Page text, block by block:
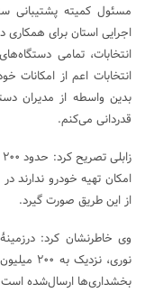
مسئول کمیته پشتیبانی
انتخابات، تمامی
انتخابات اعم از امکانات
بدین واسطه از مدیران
قدردانی می‌کنم.
امکان تهیه خودرو ندارند
از این طریق صورت گیرد.
وی خاطرنشان کرد:
بخشداری‌ها ارسال‌شده